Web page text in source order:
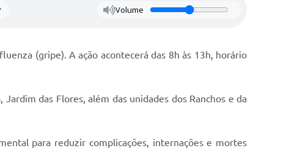
Volume
(gripe). A ação acontecerá das 8h às 13h, horário
das Flores, além das unidades dos Ranchos e da
para reduzir complicações, internações e mortes